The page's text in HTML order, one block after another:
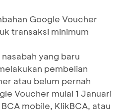
Google Voucher
transaksi minimum
yang baru
pembelian
atau belum pernah
Voucher mulai 1 Januari
mobile, KlikBCA, atau